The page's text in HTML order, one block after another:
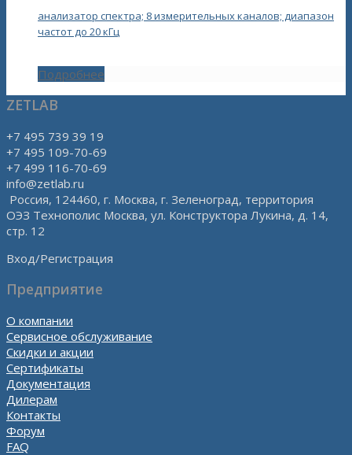
анализатор спектра; 8 измерительных каналов; диапазон
частот до 20 кГц
Подробнее
ZETLAB
+7 495 739 39 19
+7 495 109-70-69
+7 499 116-70-69
info@zetlab.ru
Россия, 124460, г. Москва, г. Зеленоград, территория
ОЭЗ Технополис Москва, ул. Конструктора Лукина, д. 14,
стр. 12
Вход/Регистрация
Предприятие
О компании
Сервисное обслуживание
Скидки и акции
Сертификаты
Документация
Дилерам
Контакты
Форум
FAQ